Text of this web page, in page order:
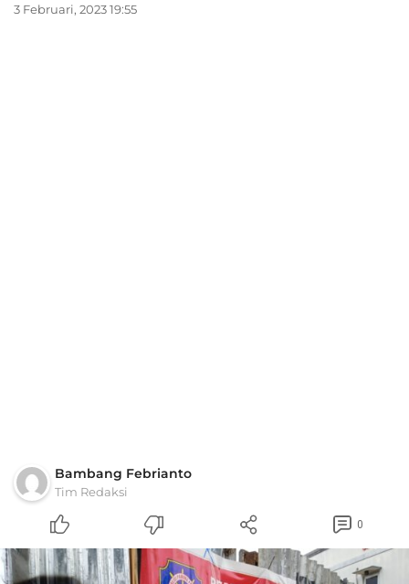
3 Februari, 2023 19:55
Bambang Febrianto
Tim Redaksi
0